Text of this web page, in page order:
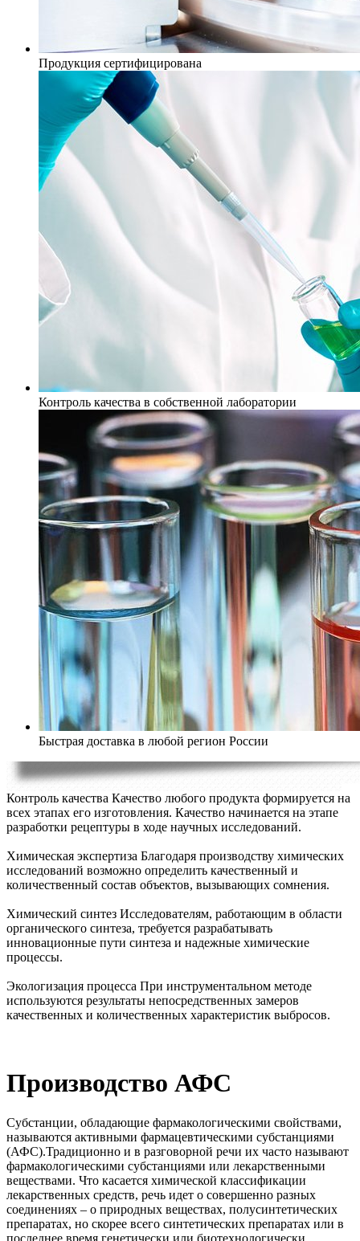
Продукция сертифицирована
Контроль качества в собственной лаборатории
Быстрая доставка в любой регион России
Контроль качества Качество любого продукта формируется на
всех этапах его изготовления. Качество начинается на этапе
разработки рецептуры в ходе научных исследований.
Химическая экспертиза Благодаря производству химических
исследований возможно определить качественный и
количественный состав объектов, вызывающих сомнения.
Химический синтез Исследователям, работающим в области
органического синтеза, требуется разрабатывать
инновационные пути синтеза и надежные химические
процессы.
Экологизация процесса При инструментальном методе
используются результаты непосредственных замеров
качественных и количественных характеристик выбросов.
Производство АФС
Субстанции, обладающие фармакологическими свойствами,
называются активными фармацевтическими субстанциями
(АФС).Традиционно и в разговорной речи их часто называют
фармакологическими субстанциями или лекарственными
веществами. Что касается химической классификации
лекарственных средств, речь идет о совершенно разных
соединениях – о природных веществах, полусинтетических
препаратах, но скорее всего синтетических препаратах или в
последнее время генетически или биотехнологически